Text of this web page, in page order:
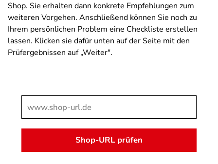
Shop. Sie erhalten dann konkrete Empfehlungen zum
weiteren Vorgehen. Anschließend können Sie noch zu
Ihrem persönlichen Problem eine Checkliste erstellen
lassen. Klicken sie dafür unten auf der Seite mit den
Prüfergebnissen auf „Weiter".